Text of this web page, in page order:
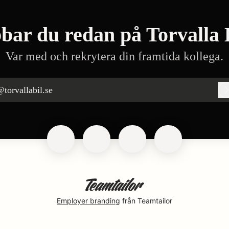
du redan på Torvalla
Var med och rekrytera din framtida kollega.
Employer branding från Teamtailor